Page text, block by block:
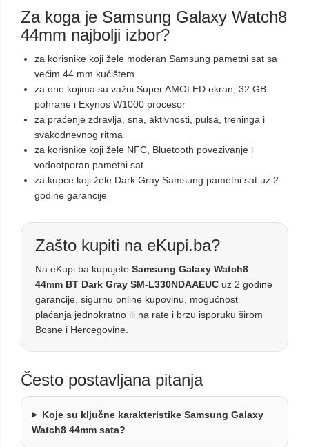
Za koga je Samsung Galaxy Watch8
44mm najbolji izbor?
za korisnike koji žele moderan Samsung pametni sat sa
većim 44 mm kućištem
za one kojima su važni Super AMOLED ekran, 32 GB
pohrane i Exynos W1000 procesor
za praćenje zdravlja, sna, aktivnosti, pulsa, treninga i
svakodnevnog ritma
za korisnike koji žele NFC, Bluetooth povezivanje i
vodootporan pametni sat
za kupce koji žele Dark Gray Samsung pametni sat uz 2
godine garancije
Zašto kupiti na eKupi.ba?
Na eKupi.ba kupujete Samsung Galaxy Watch8
44mm BT Dark Gray SM-L330NDAAEUC uz 2 godine
garancije, sigurnu online kupovinu, mogućnost
plaćanja jednokratno ili na rate i brzu isporuku širom
Bosne i Hercegovine.
Često postavljana pitanja
Koje su ključne karakteristike Samsung Galaxy
Watch8 44mm sata?